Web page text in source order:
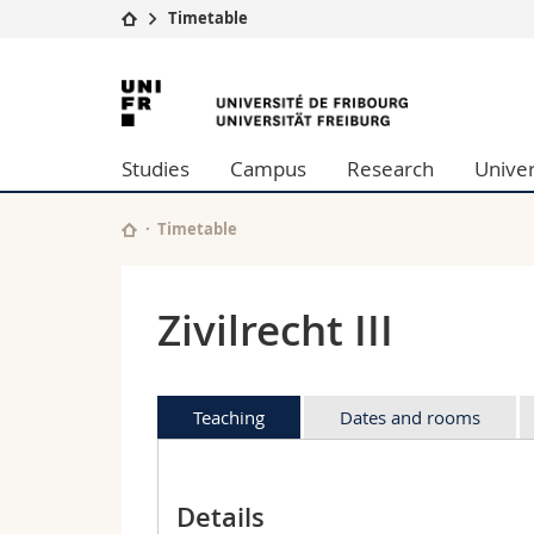
University
Studies
Research
University
Continuing education
Timetable
University
of
Fribourg
Studies Campus Research
Timetable
Zivilrecht III
Teaching Dates and rooms
Details